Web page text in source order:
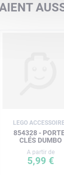
LEGO
854328 -
CLÉS DUMBO
A partir de
5,99 €